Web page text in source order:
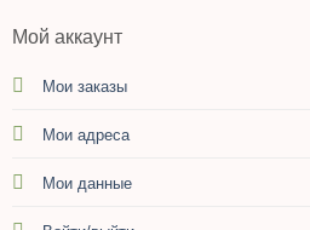
Мой аккаунт
Мои заказы
Мои адреса
Мои данные